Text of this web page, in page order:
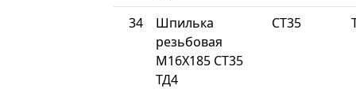
34
Шпилька
резьбовая
М16Х185 СТ35
ТД4
СТ35